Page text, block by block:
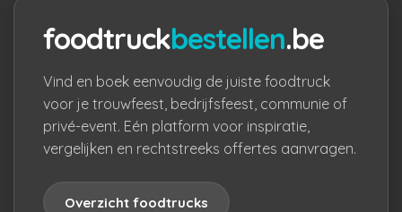
foodtruckbestellen.be
Vind en boek eenvoudig de juiste foodtruck
voor je trouwfeest, bedrijfsfeest, communie of
privé-event. Eén platform voor inspiratie,
vergelijken en rechtstreeks offertes aanvragen.
Overzicht foodtrucks